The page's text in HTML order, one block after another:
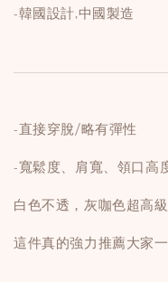
-韓國設計,中國製造
-直接穿脫/略有彈性
-寬鬆度、肩寬、領口高
白色不透，灰咖色超高
這件真的強力推薦大家